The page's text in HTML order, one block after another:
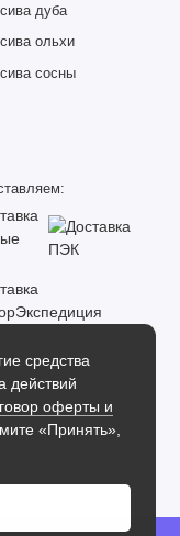
средства
действий
оферты и
«Принять»,
дуба
ольхи
сосны